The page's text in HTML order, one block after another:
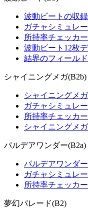
波動ビートの収
ガチャシミュレ
所持率チェッカー
波動ビート12枚
結界のフィール
シャイニングメガ(B2b)
シャイニングメ
ガチャシミュレ
所持率チェッカー
シャイニングメ
パルデアワンダー(B2a)
パルデアワンダ
ガチャシミュレ
所持率チェッカー
夢幻パレード(B2)